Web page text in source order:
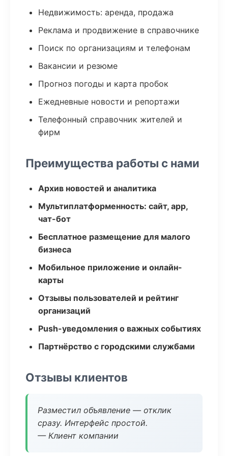
Недвижимость: аренда, продажа
Реклама и продвижение в справочнике
Поиск по организациям и телефонам
Вакансии и резюме
Прогноз погоды и карта пробок
Ежедневные новости и репортажи
Телефонный справочник жителей и
фирм
Преимущества работы с нами
Архив новостей и аналитика
Мультиплатформенность: сайт, app,
чат-бот
Бесплатное размещение для малого
бизнеса
Мобильное приложение и онлайн-
карты
Отзывы пользователей и рейтинг
организаций
Push-уведомления о важных событиях
Партнёрство с городскими службами
Отзывы клиентов
Разместил объявление — отклик
сразу. Интерфейс простой.
— Клиент компании